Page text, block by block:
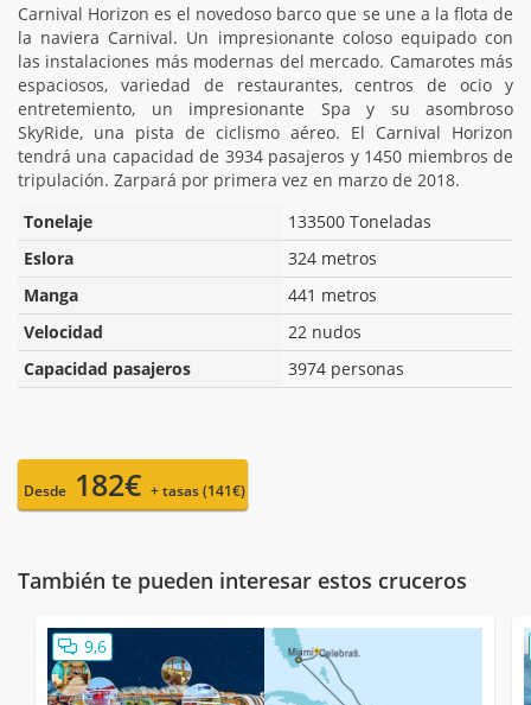
Carnival Horizon es el novedoso barco que se une a la flota de
la naviera Carnival. Un impresionante coloso equipado con
las instalaciones más modernas del mercado. Camarotes más
espaciosos, variedad de restaurantes, centros de ocio y
entretemiento, un impresionante Spa y su asombroso
SkyRide, una pista de ciclismo aéreo. El Carnival Horizon
tendrá una capacidad de 3934 pasajeros y 1450 miembros de
tripulación. Zarpará por primera vez en marzo de 2018.
Tonelaje
133500 Toneladas
Eslora
324 metros
Manga
441 metros
Velocidad
22 nudos
Capacidad pasajeros
3974 personas
Desde 182€ + tasas (141€)
También te pueden interesar estos cruceros
9,6